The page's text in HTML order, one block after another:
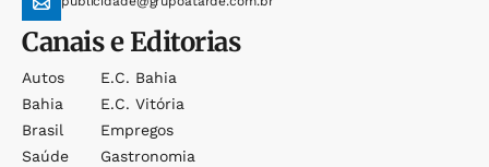
Canais e Editorias
Autos
Bahia
Brasil
Saúde
E.c. Bahia
E.c. Vitória
Empregos
Gastronomia